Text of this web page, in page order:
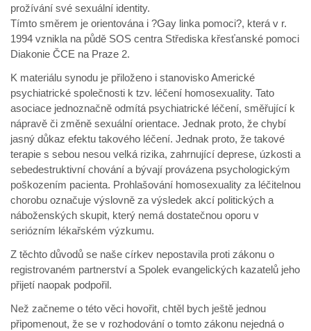
prožívání své sexuální identity.
Tímto směrem je orientována i ?Gay linka pomoci?, která v r.
1994 vznikla na půdě SOS centra Střediska křesťanské pomoci
Diakonie ČCE na Praze 2.
K materiálu synodu je přiloženo i stanovisko Americké
psychiatrické společnosti k tzv. léčení homosexuality. Tato
asociace jednoznačně odmítá psychiatrické léčení, směřující k
nápravě či změně sexuální orientace. Jednak proto, že chybí
jasný důkaz efektu takového léčení. Jednak proto, že takové
terapie s sebou nesou velká rizika, zahrnující deprese, úzkosti a
sebedestruktivní chování a bývají provázena psychologickým
poškozením pacienta. Prohlašování homosexuality za léčitelnou
chorobu označuje výslovně za výsledek akcí politických a
náboženských skupit, který nemá dostatečnou oporu v
seriózním lékařském výzkumu.
Z těchto důvodů se naše církev nepostavila proti zákonu o
registrovaném partnerství a Spolek evangelických kazatelů jeho
přijetí naopak podpořil.
Než začneme o této věci hovořit, chtěl bych ještě jednou
připomenout, že se v rozhodování o tomto zákonu nejedná o